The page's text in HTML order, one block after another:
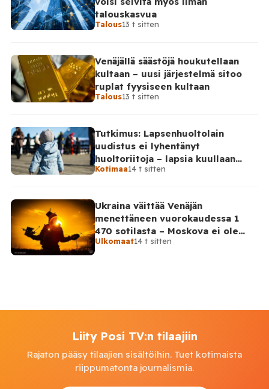
talouskasvua
Talous13 t sitten
Venäjällä säästöjä houkutellaan
kultaan – uusi järjestelmä sitoo
ruplat fyysiseen kultaan
Talous13 t sitten
Tutkimus: Lapsenhuoltolain
uudistus ei lyhentänyt
huoltoriitoja – lapsia kuullaan
edelleen harvoin
Kotimaa14 t sitten
Ukraina väittää Venäjän
menettäneen vuorokaudessa 1
470 sotilasta – Moskova ei ole
vahvistanut lukuja
Ulkomaat14 t sitten
Liity Posi TV:n tilaajiin
Rajaton pääsy tilaajien sisältöihin. Tuet kotimaista
riippumatonta journalismia.